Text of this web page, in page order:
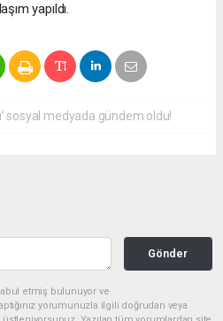
yapıldı.
sosyal medyada gündem oldu!
Gönder
etmiş bulunuyor ve
yorumunuzla ilgili doğrudan veya